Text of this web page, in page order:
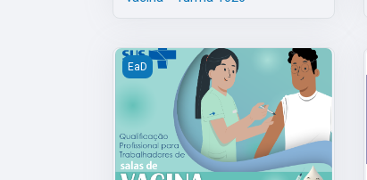
Qualificação Profissional para
EaD